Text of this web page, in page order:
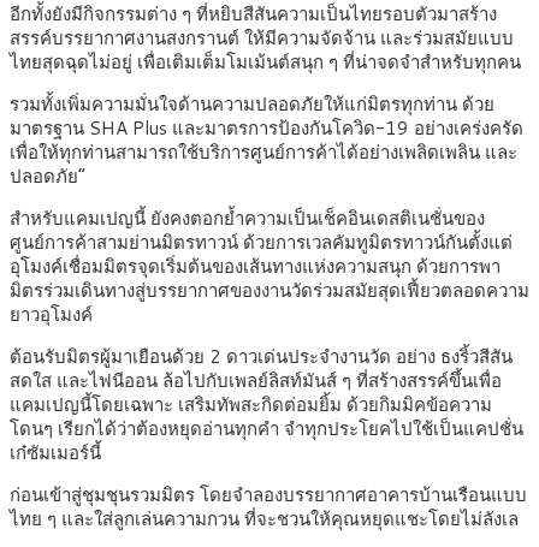
อีกทั้งยังมีกิจกรรมต่าง ๆ ที่หยิบสีสันความเป็นไทยรอบตัวมาสร้าง
สรรค์บรรยากาศงานสงกรานต์ ให้มีความจัดจ้าน และร่วมสมัยแบบ
ไทยสุดฉุดไม่อยู่ เพื่อเติมเต็มโมเม้นต์สนุก ๆ ที่น่าจดจำสำหรับทุกคน
รวมทั้งเพิ่มความมั่นใจด้านความปลอดภัยให้แก่มิตรทุกท่าน ด้วย
มาตรฐาน SHA Plus และมาตรการป้องกันโควิด-19 อย่างเคร่งครัด
เพื่อให้ทุกท่านสามารถใช้บริการศูนย์การค้าได้อย่างเพลิดเพลิน และ
ปลอดภัย”
สำหรับแคมเปญนี้ ยังคงตอกย้ำความเป็นเช็คอินเดสติเนชั่นของ
ศูนย์การค้าสามย่านมิตรทาวน์ ด้วยการเวลคัมทูมิตรทาวน์กันตั้งแต่
อุโมงค์เชื่อมมิตรจุดเริ่มต้นของเส้นทางแห่งความสนุก ด้วยการพา
มิตรร่วมเดินทางสู่บรรยากาศของงานวัดร่วมสมัยสุดเฟี้ยวตลอดความ
ยาวอุโมงค์
ต้อนรับมิตรผู้มาเยือนด้วย 2 ดาวเด่นประจำงานวัด อย่าง ธงริ้วสีสัน
สดใส และไฟนีออน ล้อไปกับเพลย์ลิสท์มันส์ ๆ ที่สร้างสรรค์ขึ้นเพื่อ
แคมเปญนี้โดยเฉพาะ เสริมทัพสะกิดต่อมยิ้ม ด้วยกิมมิคข้อความ
โดนๆ เรียกได้ว่าต้องหยุดอ่านทุกคำ จำทุกประโยคไปใช้เป็นแคปชั่น
เก๋ซัมเมอร์นี้
ก่อนเข้าสู่ชุมชุนรวมมิตร โดยจำลองบรรยากาศอาคารบ้านเรือนแบบ
ไทย ๆ และใส่ลูกเล่นความกวน ที่จะชวนให้คุณหยุดแชะโดยไม่ลังเล